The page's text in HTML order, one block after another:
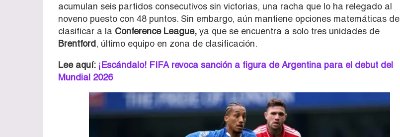
acumulan seis partidos consecutivos sin victorias, una racha que lo ha relegado al
noveno puesto con 48 puntos. Sin embargo, aún mantiene opciones matemáticas de
clasificar a la Conference League, ya que se encuentra a solo tres unidades de
Brentford, último equipo en zona de clasificación.
Lee aquí:¡Escándalo! FIFA revoca sanción a figura de Argentina para el debut del
Mundial 2026